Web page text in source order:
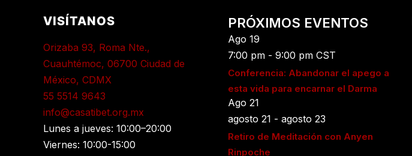
VISÍTANOS
Orizaba 93, Roma Nte.,
Cuauhtémoc, 06700 Ciudad de
México, CDMX
55 5514 9643
info@casatibet.org.mx
Lunes a jueves: 10:00–20:00
Viernes: 10:00-15:00
PRÓXIMOS EVENTOS
Ago 19
7:00 pm- 9:00 pm CST
Conferencia: Abandonar el apego a
esta vida para encarnar el Darma
Ago 21
agosto 21 - agosto 23
Retiro de Meditación con Anyen
Rinpoche